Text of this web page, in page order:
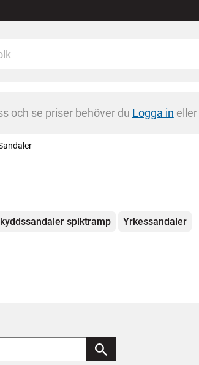
och se priser behöver du Logga in eller
spiktramp Yrkessandaler